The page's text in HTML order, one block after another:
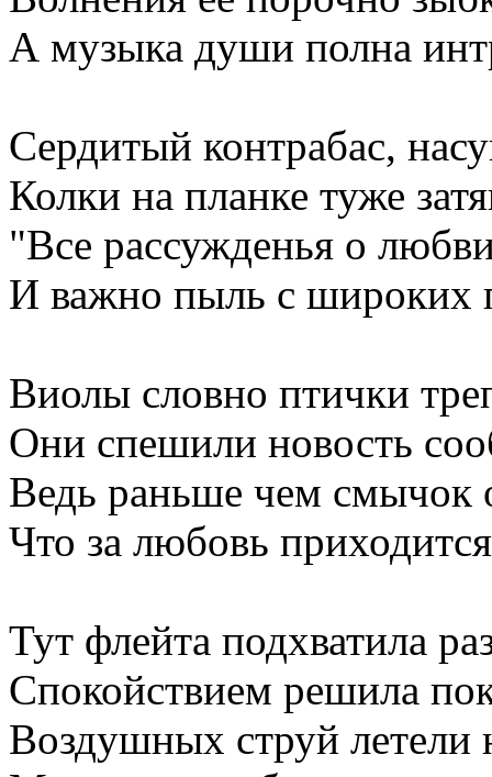
А музыка души полна
Сердитый контрабас,
Колки на планке туже
"Все рассужденья о
И важно пыль с широких
Виолы словно птички
Они спешили новость
Ведь раньше чем смычок
Что за любовь
Тут флейта подхватила
Спокойствием решила
Воздушных струй летели